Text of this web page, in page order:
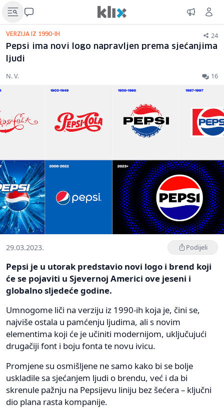
VERZIJA IZ 1990-IH 24
Pepsi ima novi logo napravljen prema sjećanjima
ljudi
N. V. 16
29.03.2023. Podijeli
Pepsi je u utorak predstavio novi logo i brend koji
će se pojaviti u Sjevernoj Americi ove jeseni i
globalno sljedeće godine.
Umnogome liči na verziju iz 1990-ih koja je, čini se,
najviše ostala u pamćenju ljudima, ali s novim
elementima koji će je učiniti modernijom, uključujući
drugačiji font i boju fonta te novu ivicu.
Promjene su osmišljene ne samo kako bi se bolje
uskladile sa sjećanjem ljudi o brendu, već i da bi
skrenule pažnju na Pepsijevu liniju bez šećera – ključni
dio plana rasta kompanije.